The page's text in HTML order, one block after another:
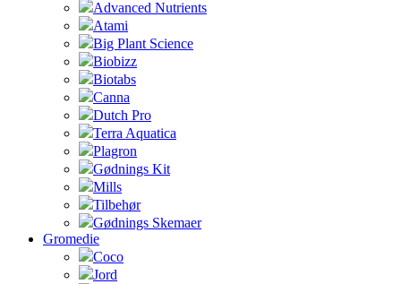
Advanced Nutrients
Atami
Big Plant Science
Biobizz
Biotabs
Canna
Dutch Pro
Terra Aquatica
Plagron
Gødnings Kit
Mills
Tilbehør
Gødnings Skemaer
Gromedie
Coco
Jord